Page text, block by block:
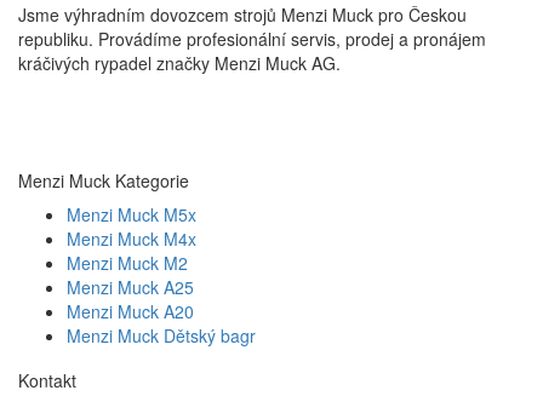
Jsme výhradním dovozcem strojů Menzi Muck pro Českou
republiku. Provádíme profesionální servis, prodej a pronájem
kráčivých rypadel značky Menzi Muck AG.
Menzi Muck Kategorie
Menzi Muck M5x
Menzi Muck M4x
Menzi Muck M2
Menzi Muck A25
Menzi Muck A20
Menzi Muck Dětský bagr
Kontakt